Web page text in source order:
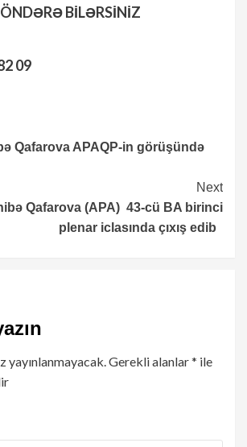
BİLƏRSİNİZ
09
Qafarova APAQP-in görüşündə
Next
Qafarova (APA) 43-cü BA birinci
plenar iclasında çıxış edib
yayınlanmayacak.Gerekli alanlar* ile